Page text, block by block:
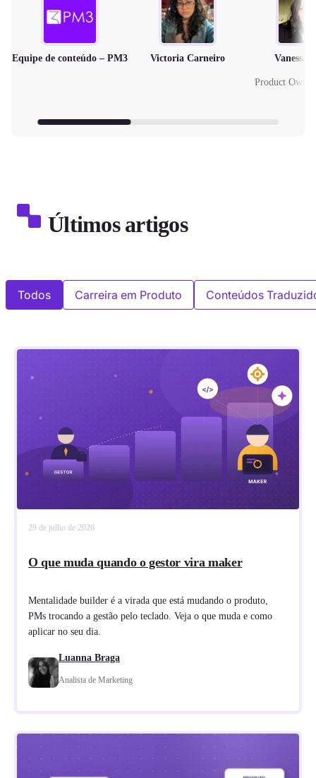
Equipe de conteúdo – PM3 Victoria Carneiro Vanessa
Product
Últimos artigos
Todos Carreira em Produto Conteúdos
29 de julho de 2026
O que muda quando o gestor vira maker
Mentalidade builder é a virada que está mudando o produto,
PMs trocando a gestão pelo teclado. Veja o que muda e como
aplicar no seu dia.
Luanna Braga
Analista de Marketing